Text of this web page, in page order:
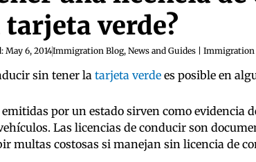
verde?
May 6, 2014Immigration Blog, News and Guides |
sin tener la tarjeta verde es posible en
por un estado sirven como evidencia
Las licencias de conducir son
multas costosas si manejan sin licencia de